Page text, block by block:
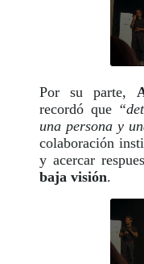
Por su parte,
recordó que
una persona y
colaboración
y acercar
baja visión.